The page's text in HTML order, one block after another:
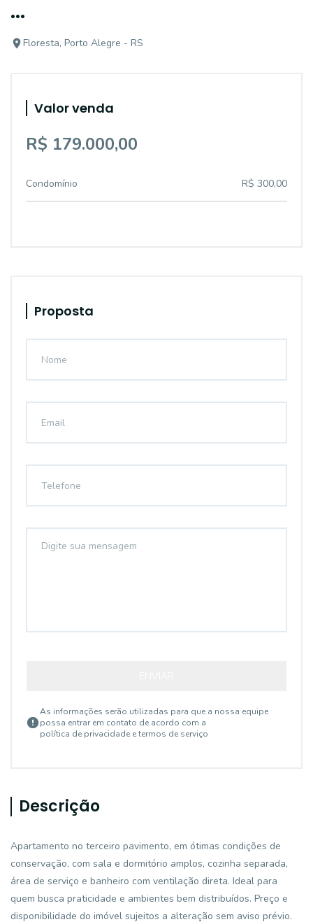
...
Floresta, Porto Alegre - RS
Valor venda
R$ 179.000,00
Condomínio R$ 300,00
Proposta
As informações serão utilizadas para que a nossa equipe
possa entrar em contato de acordo com a
política de privacidade e termos de serviço
Descrição
Apartamento no terceiro pavimento, em ótimas condições de
conservação, com sala e dormitório amplos, cozinha separada,
área de serviço e banheiro com ventilação direta. Ideal para
quem busca praticidade e ambientes bem distribuídos. Preço e
disponibilidade do imóvel sujeitos a alteração sem aviso prévio.